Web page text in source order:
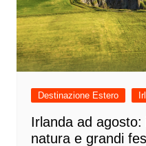
Destinazione Estero
Irlanda ad
natura e grandi